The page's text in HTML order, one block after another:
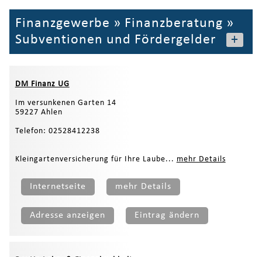
Finanzgewerbe » Finanzberatung »
Subventionen und Fördergelder
+
DM Finanz UG
Im versunkenen Garten 14
59227 Ahlen
Telefon: 02528412238
Kleingartenversicherung für Ihre Laube... mehr Details
Internetseite mehr Details
Adresse anzeigen Eintrag ändern